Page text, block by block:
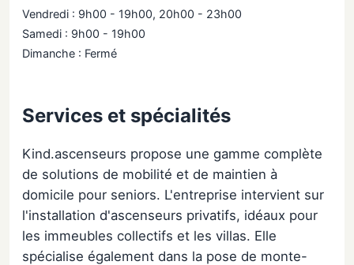
Vendredi : 9h00 - 19h00, 20h00 - 23h00
Samedi : 9h00 - 19h00
Dimanche : Fermé
Services et spécialités
Kind.ascenseurs propose une gamme complète
de solutions de mobilité et de maintien à
domicile pour seniors. L'entreprise intervient sur
l'installation d'ascenseurs privatifs, idéaux pour
les immeubles collectifs et les villas. Elle
spécialise également dans la pose de monte-